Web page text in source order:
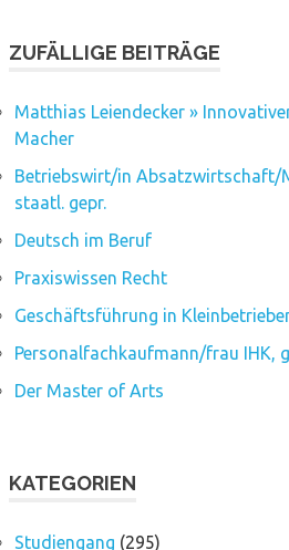
ZUFÄLLIGE BEITRÄGE
Matthias Leiendecker »
Macher
Betriebswirt/in Absatzwirtschaft/
staatl. gepr.
Deutsch im Beruf
Praxiswissen Recht
Geschäftsführung in
Personalfachkaufmann/frau IHK,
Der Master of Arts
KATEGORIEN
Studiengang (295)